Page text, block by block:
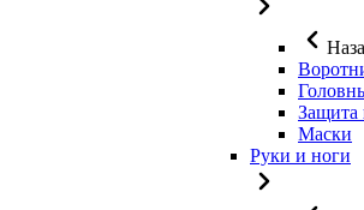
Защита
Маски
Руки и ноги